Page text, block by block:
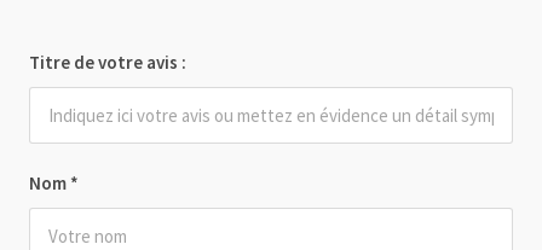
Nom *
Titre de votre avis :